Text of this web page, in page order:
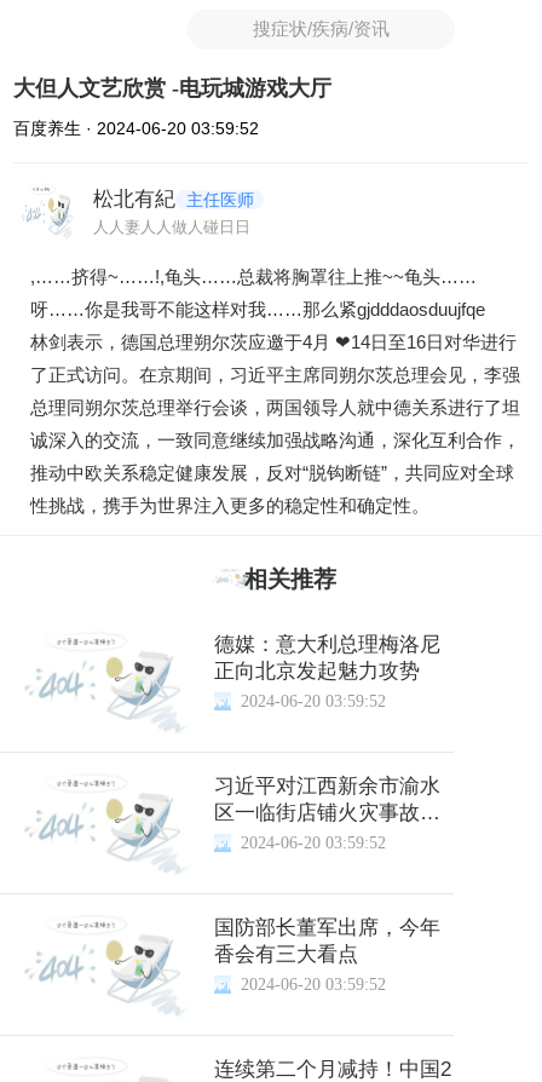
搜症状/疾病/资讯
大但人文艺欣赏 -电玩城游戏大厅
百度养生 · 2024-06-20 03:59:52
松北有紀 主任医师
人人妻人人做人碰日日
,……挤得~……!,龟头……总裁将胸罩往上推~~龟头……
呀……你是我哥不能这样对我……那么紧gjdddaosduujfqe
林剑表示，德国总理朔尔茨应邀于4月 ❤14日至16日对华进行
了正式访问。在京期间，习近平主席同朔尔茨总理会见，李强
总理同朔尔茨总理举行会谈，两国领导人就中德关系进行了坦
诚深入的交流，一致同意继续加强战略沟通，深化互利合作，
推动中欧关系稳定健康发展，反对“脱钩断链”，共同应对全球
性挑战，携手为世界注入更多的稳定性和确定性。
相关推荐
德媒：意大利总理梅洛尼
正向北京发起魅力攻势
2024-06-20 03:59:52
习近平对江西新余市渝水
区一临街店铺火灾事故作
出重要指示
2024-06-20 03:59:52
国防部长董军出席，今年
香会有三大看点
2024-06-20 03:59:52
连续第二个月减持！中国2